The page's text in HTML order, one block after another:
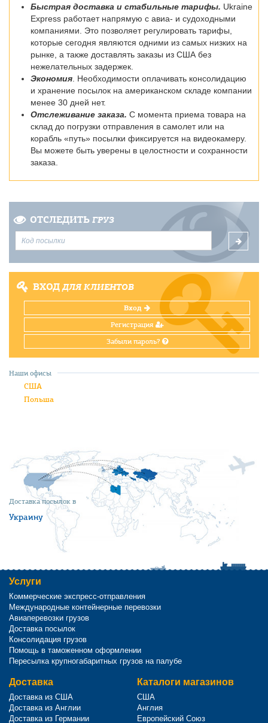
Быстрая доставка и стабильные тарифы. Ukraine
Express работает напрямую с авиа- и судоходными
компаниями. Это позволяет регулировать тарифы,
которые сегодня являются одними из самых низких на
рынке, а также доставлять заказы из США без
нежелательных задержек.
Экономия . Необходимости оплачивать консолидацию
и хранение посылок на американском складе компании
менее 30 дней нет.
Отслеживание заказа. С момента приема товара на
склад до погрузки отправления в самолет или на
корабль «путь» посылки фиксируется на видеокамеру.
Вы можете быть уверены в целостности и сохранности
заказа.
ОТСЛЕДИТЬ ГРУЗ
ВХОДДЛЯ КЛИЕНТОВ
Вход
Регистрация
Забыли пароль?
Доставка посылок в
Украину
Наши офисы
США
Польша
Услуги
Коммерческие экспресс-отправления
Международные контейнерные перевозки
Авиаперевозки грузов
Доставка посылок
Консолидация грузов
Помощь в таможенном оформлении
Пересылка крупногабаритных грузов на палубе
Доставка
Доставка из США
Доставка из Англии
Доставка из Германии
Каталоги магазинов
США
Англия
Европейский Союз